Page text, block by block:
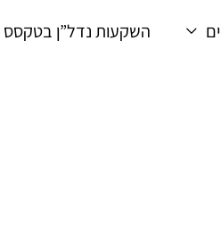
השקעות נדל”ן בטקסס